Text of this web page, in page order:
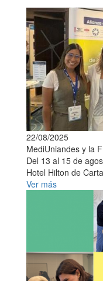
22/08/2025
MediUniandes y la
Del 13 al 15 de
Hotel Hilton de
Ver más